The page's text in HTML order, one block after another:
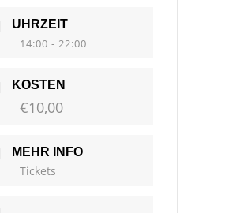
UHRZEIT
14:00 - 22:00
KOSTEN
€10,00
MEHR INFO
Tickets